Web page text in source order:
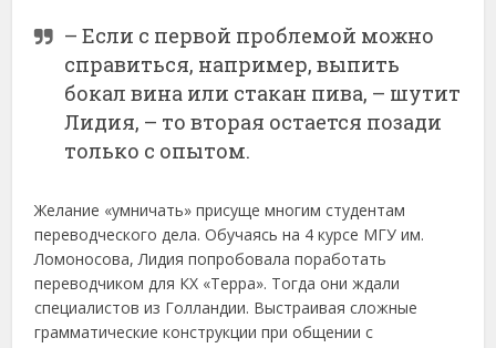
– Если с первой проблемой можно
справиться, например, выпить
бокал вина или стакан пива, – шутит
Лидия, – то вторая остается позади
только с опытом.
Желание «умничать» присуще многим студентам
переводческого дела. Обучаясь на 4 курсе МГУ им.
Ломоносова, Лидия попробовала поработать
переводчиком для КХ «Терра». Тогда они ждали
специалистов из Голландии. Выстраивая сложные
грамматические конструкции при общении с